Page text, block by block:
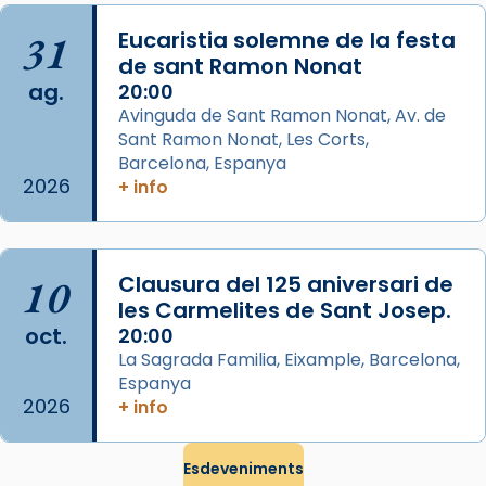
comitè organitzador de la visita apostòlica
del Sant Pare Lleó XIV a Barcelona, i als
col·laboradors, a la Catedral de Barcelona.
L’arquebisbe de Barcelona, el cardenal Joan
Josep Omella, ha presidit la missa i l’ha
concelebrat el bisbe auxiliar de Barcelona,
Mons. David Abadías.
📸 Dr. G. Simón
Photo
View on Facebook Share
Arquebisbat de Barcelona
2 weeks ago
Memòria de les santes Juliana i
Semproniana, verges i màrtirs.
31
ag.
2026
Eucaristia solemne de la festa
de sant Ramon Nonat
20:00
Avinguda de Sant Ramon Nonat, Av. de
Sant Ramon Nonat, Les Corts,
Barcelona, Espanya
+ info
10
oct.
2026
Clausura del 125 aniversari de
les Carmelites de Sant Josep.
20:00
La Sagrada Familia, Eixample, Barcelona,
Espanya
+ info
Esdeveniments